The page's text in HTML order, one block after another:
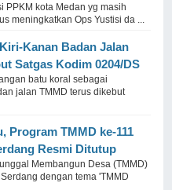
PPKM kota Medan yg masih
meningkatkan Ops Yustisi da ...
Kanan Badan Jalan
Satgas Kodim 0204/DS
batu koral sebagai
jalan TMMD terus dikebut
Program TMMD ke-111
Resmi Ditutup
Membangun Desa (TMMD)
dengan tema 'TMMD